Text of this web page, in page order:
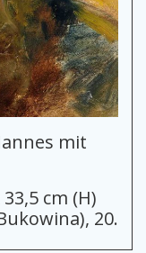
mit
cm (H)
20.